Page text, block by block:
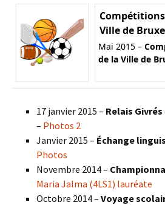
Ville de
Mai 2015 –
de la Ville de
17 janvier 2015 – Relais Givrés
– Photos 2
Janvier 2015 – Échange
Photos
Novembre 2014 –
Maria Jalma (4LS1) lauréate
Octobre 2014 – Voyage